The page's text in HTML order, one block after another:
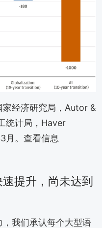
经济研究局，Autor &
统计局，Haver
月。查看信息
提升，尚未达到
我们承认每个大型语